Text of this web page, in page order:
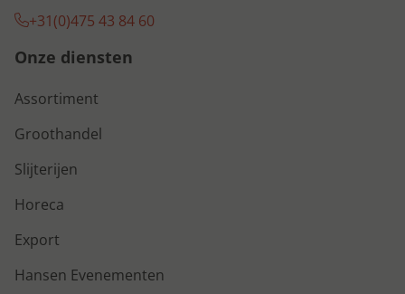
+31(0)475 43 84 60
Onze diensten
Assortiment
Groothandel
Slijterijen
Horeca
Export
Hansen Evenementen